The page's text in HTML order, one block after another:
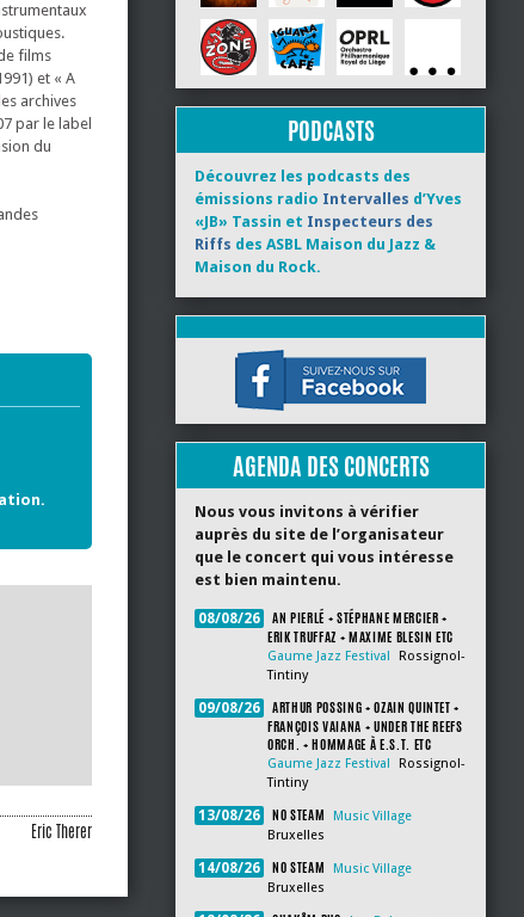
films
et « A
archives
par le label
du
Eric Therer
PODCASTS
Découvrez les podcasts des
émissions radio Intervalles d’Yves
«JB» Tassin et Inspecteurs des
Riffs des ASBL Maison du Jazz &
Maison du Rock.
AGENDA DES CONCERTS
Nous vous invitons à vérifier
auprès du site de l’organisateur
que le concert qui vous intéresse
est bien maintenu.
08/08/26
AN PIERLÉ + STÉPHANE MERCIER +
ERIK TRUFFAZ + MAXIME BLESIN ETC
Gaume Jazz Festival
Rossignol-
Tintiny
09/08/26
ARTHUR POSSING + OZAIN QUINTET +
FRANÇOIS VAIANA + UNDER THE REEFS
ORCH. + HOMMAGE À E.S.T. ETC
Gaume Jazz Festival
Rossignol-
Tintiny
13/08/26 NO STEAM
Music Village
Bruxelles
14/08/26 NO STEAM
Music Village
Bruxelles